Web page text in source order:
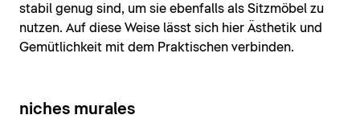
stabil genug sind, um sie ebenfalls als Sitzmöbel zu
nutzen. Auf diese Weise lässt sich hier Ästhetik und
Gemütlichkeit mit dem Praktischen verbinden.
niches murales